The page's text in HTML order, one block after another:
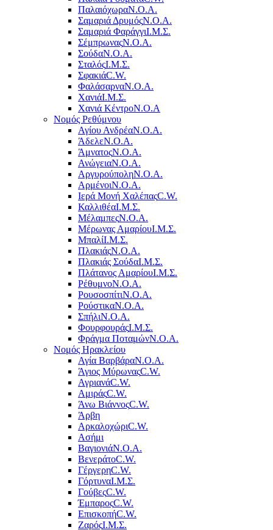
ΠαλαιόχωραΝ.Ο.Α.
Σαμαριά ΔρυμόςΝ.Ο.Α.
Σαμαριά ΦαράγγιΙ.Μ.Σ.
ΣέμπρωναςΝ.Ο.Α.
ΣούδαΝ.Ο.Α.
ΣταλόςΙ.Μ.Σ.
ΣφακιάC.W.
ΦαλάσαρναΝ.Ο.Α.
ΧανιάΙ.Μ.Σ.
Χανιά ΚέντροN.O.A
Νομός Ρεθύμνου
Αγίου ΑνδρέαΝ.Ο.Α.
ΆδελεΝ.Ο.Α.
ΆμνατοςΝ.Ο.Α.
ΑνώγειαΝ.Ο.Α.
ΑργυρούποληΝ.Ο.Α.
ΑρμένοιΝ.Ο.Α.
Ιερά Μονή ΧαλέπαςC.W.
ΚαλλιθέαΙ.Μ.Σ.
ΜέλαμπεςΝ.Ο.Α.
Μέρωνας ΑμαρίουΙ.Μ.Σ.
ΜπαλίΙ.Μ.Σ.
ΠλακιάςΝ.Ο.Α.
Πλακιάς ΣούδαΙ.Μ.Σ.
Πλάτανος ΑμαρίουΙ.Μ.Σ.
ΡέθυμνοΝ.Ο.Α.
ΡουσοσπίτιΝ.Ο.Α.
ΡούστικαΝ.Ο.Α.
ΣπήλιΝ.Ο.Α.
ΦουρφουράςΙ.Μ.Σ.
Φράγμα ΠοταμώνΝ.Ο.Α.
Νομός Ηρακλείου
Αγία ΒαρβάραΝ.Ο.Α.
Άγιος ΜύρωναςC.W.
ΑγριανάC.W.
ΑμιράςC.W.
Άνω ΒιάννοςC.W.
Άρβη
ΑρκαλοχώριC.W.
Ασήμι
ΒαγιονιάΝ.Ο.Α.
ΒενεράτοC.W.
ΓέργερηC.W.
ΓόρτυναΙ.Μ.Σ.
ΓούβεςC.W.
ΈμπαροςC.W.
ΕπισκοπήC.W.
ΖαρόςΙ.Μ.Σ.